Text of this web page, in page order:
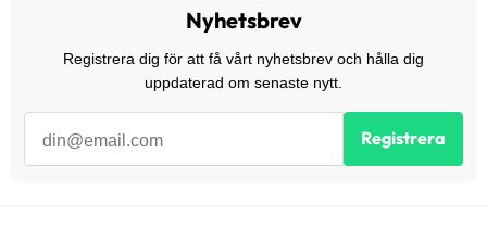
Nyhetsbrev
Registrera dig för att få vårt nyhetsbrev och hålla dig
uppdaterad om senaste nytt.
Registrera